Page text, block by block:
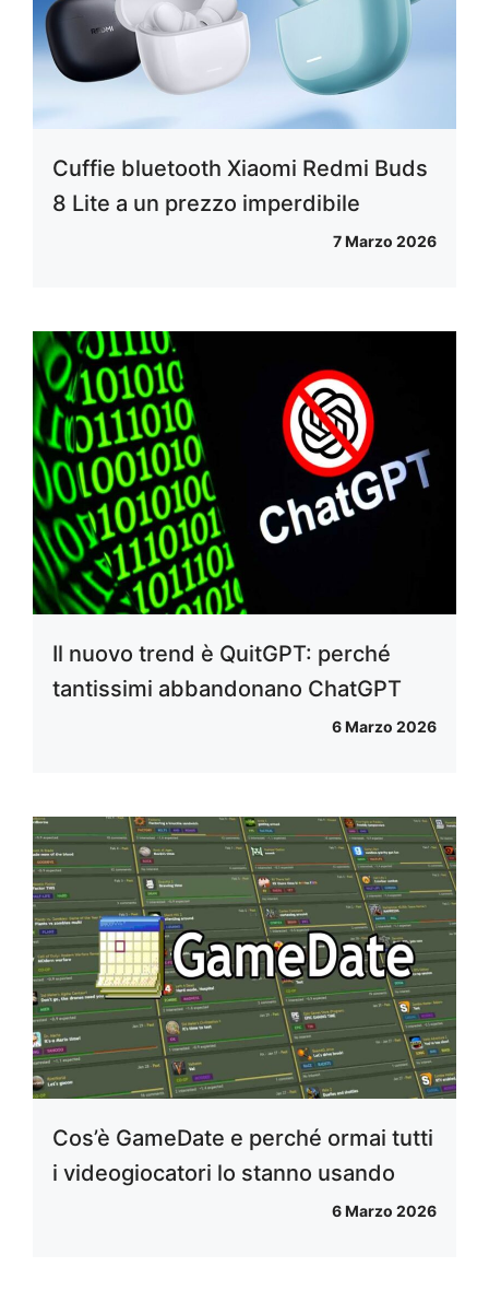
Cuffie bluetooth Xiaomi Redmi Buds
8 Lite a un prezzo imperdibile
7 Marzo 2026
Il nuovo trend è QuitGPT: perché
tantissimi abbandonano ChatGPT
6 Marzo 2026
Cos’è GameDate e perché ormai tutti
i videogiocatori lo stanno usando
6 Marzo 2026